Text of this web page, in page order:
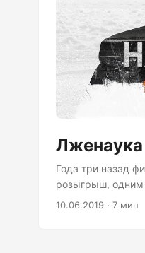
Года три назад
розыгрыш, одним
Помню, я тогда
10.06.2019 · 7 мин